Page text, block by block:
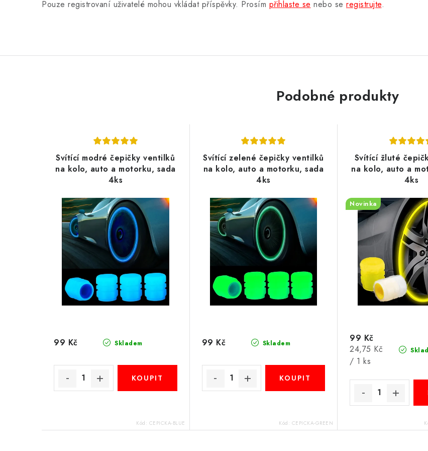
Pouze registrovaní uživatelé mohou vkládat příspěvky. Prosím přihlaste se nebo se registrujte.
Podobné produkty
Svítící modré čepičky ventilků
na kolo, auto a motorku, sada
4ks
Skladem
99 Kč
Kód: CEPICKA-BLUE
Svítící zelené čepičky ventilků
na kolo, auto a motorku, sada
4ks
Skladem
99 Kč
Kód: CEPICKA-GREEN
Svítící žluté
na kolo, auto a
4ks
Novinka
99 Kč
Měrná
cena:
24,75 Kč
/ 1 ks